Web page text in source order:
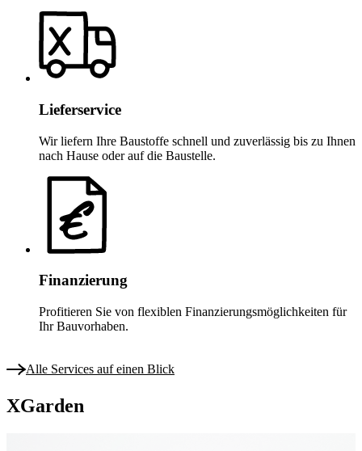
Lieferservice
Wir liefern Ihre Baustoffe schnell und zuverlässig bis zu Ihnen
nach Hause oder auf die Baustelle.
Finanzierung
Profitieren Sie von flexiblen Finanzierungsmöglichkeiten für
Ihr Bauvorhaben.
Alle Services auf einen Blick
XGarden